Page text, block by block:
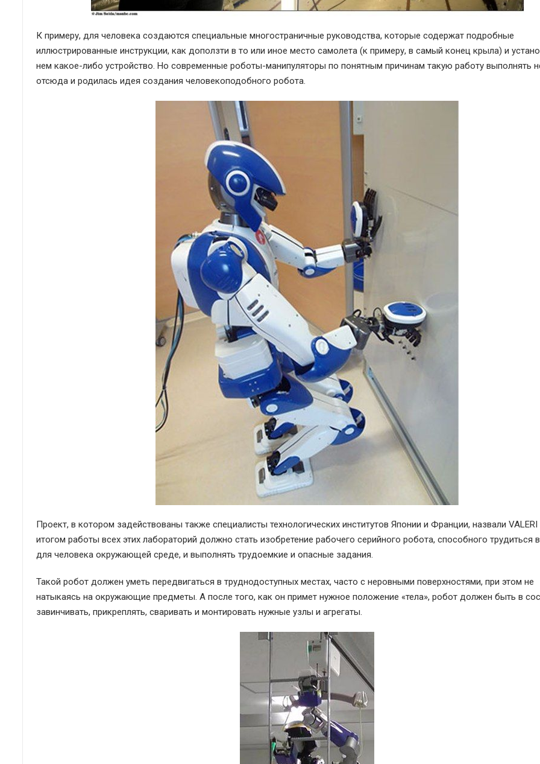
К примеру, для человека создаются специальные многостраничные руководства, которые содержат подробные
иллюстрированные инструкции, как доползти в то или иное место самолета (к примеру, в самый конец крыла) и
нем какое-либо устройство. Но современные роботы-манипуляторы по понятным причинам такую работу выполнять
отсюда и родилась идея создания человекоподобного робота.
Проект, в котором задействованы также специалисты технологических институтов Японии и Франции, назвали
итогом работы всех этих лабораторий должно стать изобретение рабочего серийного робота, способного трудиться
для человека окружающей среде, и выполнять трудоемкие и опасные задания.
Такой робот должен уметь передвигаться в труднодоступных местах, часто с неровными поверхностями, при этом не
натыкаясь на окружающие предметы. А после того, как он примет нужное положение «тела», робот должен быть в
завинчивать, прикреплять, сваривать и монтировать нужные узлы и агрегаты.